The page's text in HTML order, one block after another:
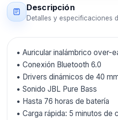
Descripción
Detalles y especificaciones
• Auricular inalámbrico over-
• Conexión Bluetooth 6.0
• Drivers dinámicos de 40
• Sonido JBL Pure Bass
• Hasta 76 horas de batería
• Carga rápida: 5 minutos de